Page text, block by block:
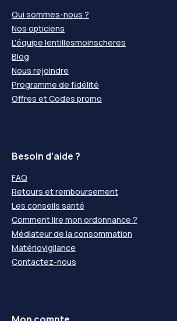
Qui sommes-nous ?
Nos opticiens
L'équipe lentillesmoinscheres
Blog
Nous rejoindre
Programme de fidélité
Offres et Codes promo
Besoin d’aide ?
FAQ
Retours et remboursement
Les conseils santé
Comment lire mon ordonnance ?
Médiateur de la consommation
Matériovigilance
Contactez-nous